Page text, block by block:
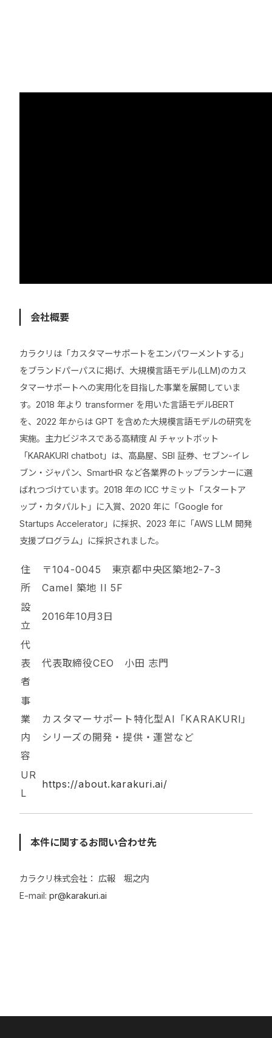
会社概要
カラクリは「カスタマーサポートをエンパワーメントする」
をブランドパーパスに掲げ、大規模言語モデル(LLM)のカス
タマーサポートへの実用化を目指した事業を展開していま
す。2018 年より transformer を用いた言語モデルBERT
を、2022 年からは GPT を含めた大規模言語モデルの研究を
実施。主力ビジネスである高精度 AI チャットボット
「KARAKURI chatbot」は、高島屋、SBI 証券、セブン-イレ
ブン・ジャパン、SmartHR など各業界のトップランナーに選
ばれつづけています。2018 年の ICC サミット「スタートア
ップ・カタパルト」に入賞、2020 年に「Google for
Startups Accelerator」に採択、2023 年に「AWS LLM 開発
支援プログラム」に採択されました。
住
所
〒104-0045 東京都中央区築地2-7-3
Camel 築地 II 5F
設
立
2016年10月3日
代
表
者
代表取締役CEO 小田 志門
事
業
内
容
カスタマーサポート特化型AI「KARAKURI」
シリーズの開発・提供・運営など
UR
L
https://about.karakuri.ai/
本件に関するお問い合わせ先
カラクリ株式会社： 広報 堀之内
E-mail: pr@karakuri.ai